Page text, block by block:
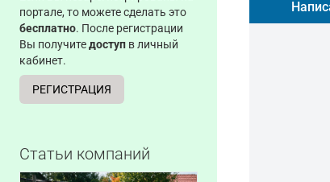
портале, то можете сделать это
бесплатно. После регистрации
Вы получитедоступ в личный
кабинет.
РЕГИСТРАЦИЯ
Статьи компаний